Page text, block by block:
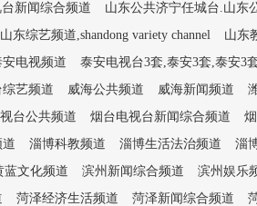
台新闻综合频道
山东公共济宁任城台.山东
东综艺频道,shandong variety channel 山东
安电视频道
泰安电视台3套,泰安3套,泰安3
艺频道 威海公共频道 威海新闻频道
台公共频道 烟台电视台新闻综合频道
淄博科教频道 淄博生活法治频道
淄
蓝文化频道 滨州新闻综合频道 滨州娱乐
菏泽经济生活频道 菏泽新闻综合频道